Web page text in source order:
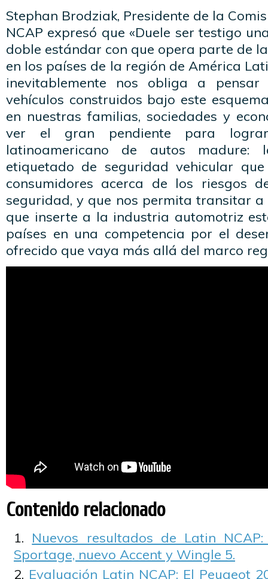
Stephan Brodziak, Presidente de la
NCAP expresó que «Duele ser testigo
doble estándar con que opera parte de
en los países de la región de América
inevitablemente nos obliga a pensar
vehículos construidos bajo este
en nuestras familias, sociedades y
ver el gran pendiente para
latinoamericano de autos
etiquetado de seguridad vehicular
consumidores acerca de los riesgos
seguridad, y que nos permita transitar
que inserte a la industria automotriz
países en una competencia por el
ofrecido que vaya más allá del marco
Contenido relacionado
Nuevos resultados de Latin
Sportage, nuevo Accent y Wingle 5.
Evaluación Latin NCAP: El Peugeot